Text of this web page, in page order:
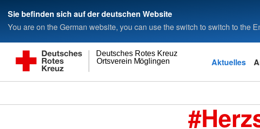
Sie befinden sich auf der deutschen Website
You are on the German website, you can use the switch to switch to the
Ortsverein Möglingen
Deutsches Rotes Kreuz
Aktuelles